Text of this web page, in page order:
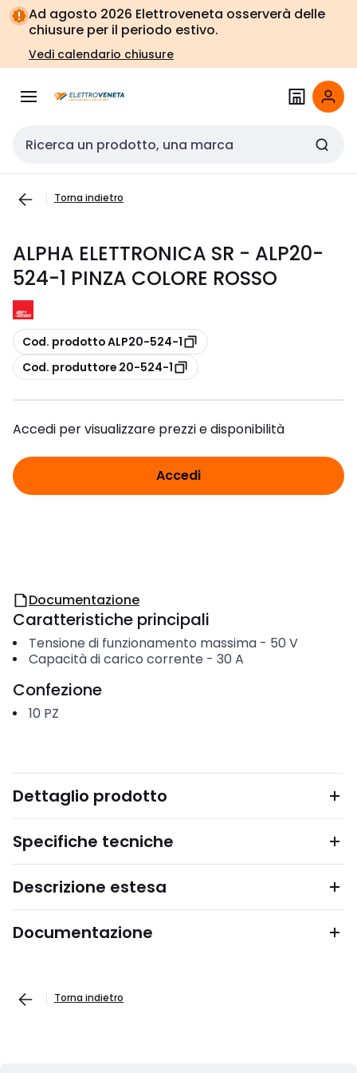
Vai alla
navigazione
Vai
alla
pagina
Ad agosto 2026 Elettroveneta osserverà delle
chiusure per il periodo estivo.
Vedi calendario chiusure
Cerca input
Torna indietro
ALPHA ELETTRONICA SR - ALP20-
524-1 PINZA COLORE ROSSO
copia
Cod. prodotto ALP20-524-1
copia
Cod. produttore 20-524-1
Accedi per visualizzare prezzi e disponibilità
Accedi
Documentazione
Caratteristiche principali
Tensione di funzionamento massima- 50 V
Capacità di carico corrente - 30 A
Confezione
10 PZ
Dettaglio prodotto
Specifiche tecniche
Descrizione estesa
Documentazione
Torna indietro